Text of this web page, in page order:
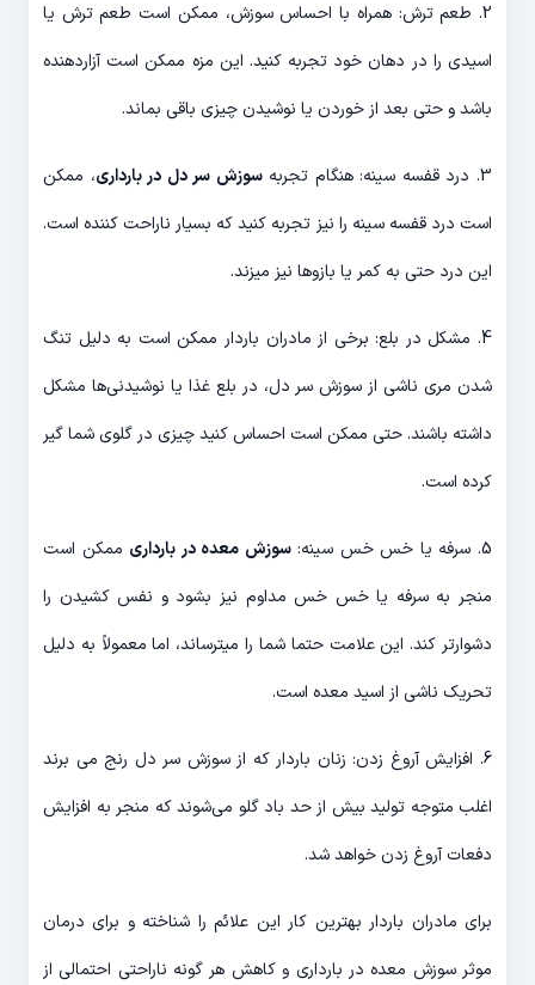
2. طعم ترش: همراه با احساس سوزش، ممکن است طعم ترش یا
اسیدی را در دهان خود تجربه کنید. این مزه ممکن است آزاردهنده
باشد و حتی بعد از خوردن یا نوشیدن چیزی باقی بماند.
3. درد قفسه سینه: هنگام تجربه سوزش سر دل در بارداری، ممکن
است درد قفسه سینه را نیز تجربه کنید که بسیار ناراحت کننده است.
این درد حتی به کمر یا بازوها نیز میزند.
4. مشکل در بلع: برخی از مادران باردار ممکن است به دلیل تنگ
شدن مری ناشی از سوزش سر دل، در بلع غذا یا نوشیدنی‌ها مشکل
داشته باشند. حتی ممکن است احساس کنید چیزی در گلوی شما گیر
کرده است.
5. سرفه یا خس خس سینه: سوزش معده در بارداری ممکن است
منجر به سرفه یا خس خس مداوم نیز بشود و نفس کشیدن را
دشوارتر کند. این علامت حتما شما را میترساند، اما معمولاً به دلیل
تحریک ناشی از اسید معده است.
6. افزایش آروغ زدن: زنان باردار که از سوزش سر دل رنج می برند
اغلب متوجه تولید بیش از حد باد گلو می‌شوند که منجر به افزایش
دفعات آروغ زدن خواهد شد.
برای مادران باردار بهترین کار این علائم را شناخته و برای درمان
موثر سوزش معده در بارداری و کاهش هر گونه ناراحتی احتمالی از